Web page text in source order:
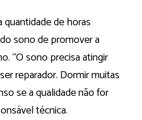
de horas
sono de promover a
“O sono precisa atingir
reparador. Dormir muitas
se a qualidade não for
técnica.